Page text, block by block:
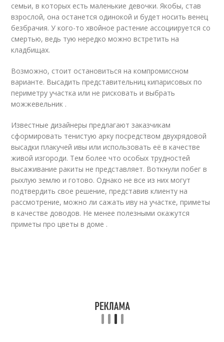
семьи, в которых есть маленькие девочки. Якобы, став
взрослой, она останется одинокой и будет носить венец
безбрачия. У кого-то хвойное растение ассоциируется со
смертью, ведь тую нередко можно встретить на
кладбищах.
Возможно, стоит остановиться на компромиссном
варианте. Высадить представительниц кипарисовых по
периметру участка или не рисковать и выбрать
можжевельник .
Известные дизайнеры предлагают заказчикам
сформировать тенистую арку посредством двухрядовой
высадки плакучей ивы или использовать её в качестве
живой изгороди. Тем более что особых трудностей
высаживание ракиты не представляет. Воткнули побег в
рыхлую землю и готово. Однако не все из них могут
подтвердить свое решение, представив клиенту на
рассмотрение, можно ли сажать иву на участке, приметы
в качестве доводов. Не менее полезными окажутся
приметы про цветы в доме .